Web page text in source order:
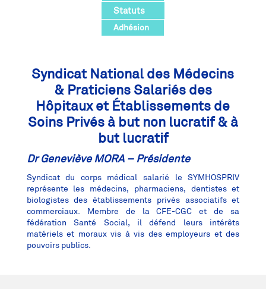
Statuts
Adhésion
Syndicat National des Médecins
& Praticiens Salariés des
Hôpitauxet Établissements de
Soins Privés à but non lucratif & à
but lucratif
Dr Geneviève MORA – Présidente
Syndicat du corps médical salarié le SYMHOSPRIV
représente les médecins, pharmaciens, dentistes et
biologistes des établissements privés associatifs et
commerciaux. Membre de la CFE-CGC et de sa
fédération Santé Social, il défend leurs intérêts
matériels et moraux vis à vis des employeurs et des
pouvoirs publics.